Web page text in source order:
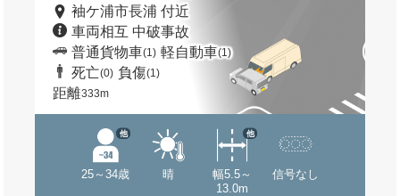
袖ケ浦市長浦 付近
車両相互 中破事故
普通貨物車(1) 軽自動車(1)
死亡(0) 負傷(1)
距離333m
25～34歳
他
晴
幅5.5～
13.0m
他
信号なし